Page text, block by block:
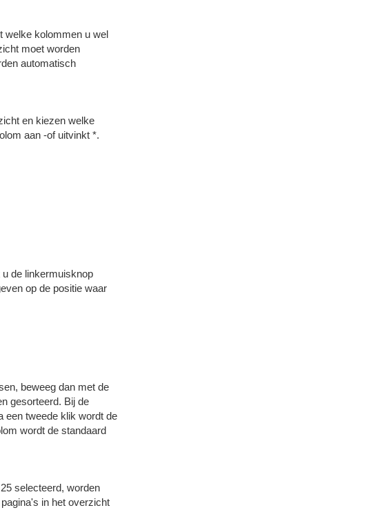
welke kolommen u wel
moet worden
automatisch
en kiezen welke
aan -of uitvinkt *.
de linkermuisknop
op de positie waar
beweeg dan met de
gesorteerd. Bij de
een tweede klik wordt de
wordt de standaard
selecteerd, worden
in het overzicht